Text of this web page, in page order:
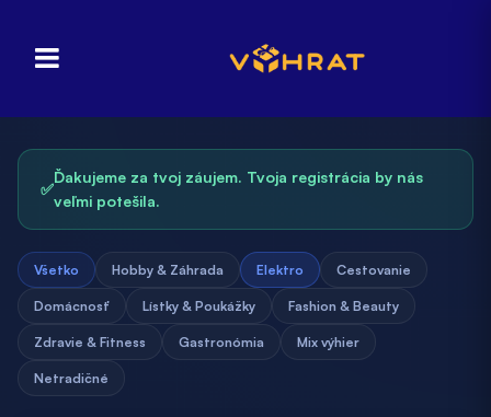
✅
Ďakujeme za tvoj záujem. Tvoja registrácia by nás
veľmi potešila.
Všetko Hobby & Záhrada Elektro Cestovanie
Domácnosť Lístky & Poukážky Fashion & Beauty
Zdravie & Fitness Gastronómia Mix výhier
Netradičné